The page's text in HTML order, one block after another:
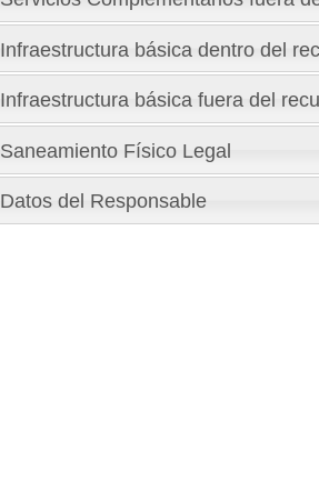
Infraestructura básica dentro del
Infraestructura básica fuera del
Saneamiento Físico Legal
Datos del Responsable